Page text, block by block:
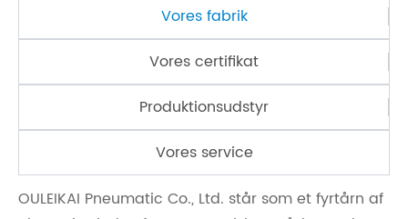
Vores fabrik
Vores certifikat
Produktionsudstyr
Vores service
OULEIKAI Pneumatic Co., Ltd. står som et fyrtårn af